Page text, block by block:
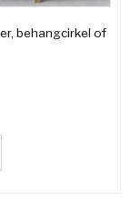
behangcirkel of